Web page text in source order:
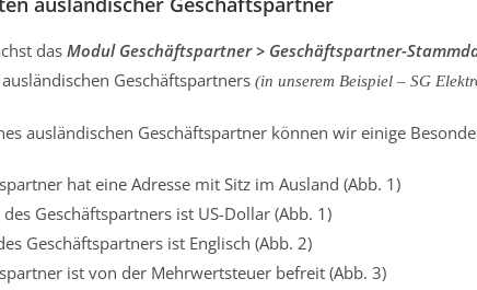
das Modul Geschäftspartner > Geschäftspartner-
Geschäftspartners (in unserem Beispiel – SG
ausländischen Geschäftspartner können wir einige
hat eine Adresse mit Sitz im Ausland (Abb. 1)
Geschäftspartners ist US-Dollar (Abb. 1)
Geschäftspartners ist Englisch (Abb. 2)
ist von der Mehrwertsteuer befreit (Abb. 3)